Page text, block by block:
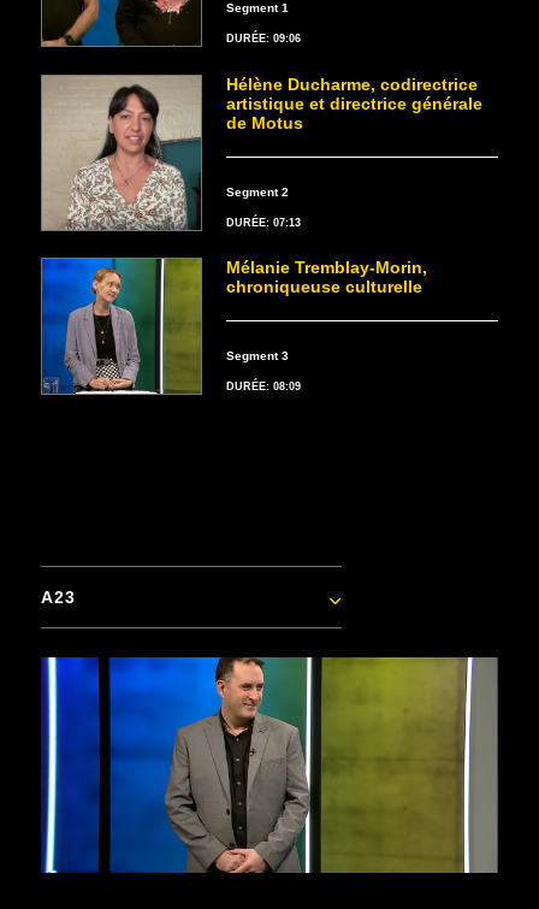
Segment 1
DURÉE: 09:06
Hélène Ducharme, codirectrice
artistique et directrice générale
de Motus
Segment 2
DURÉE: 07:13
Mélanie Tremblay-Morin,
chroniqueuse culturelle
Segment 3
DURÉE: 08:09
A23